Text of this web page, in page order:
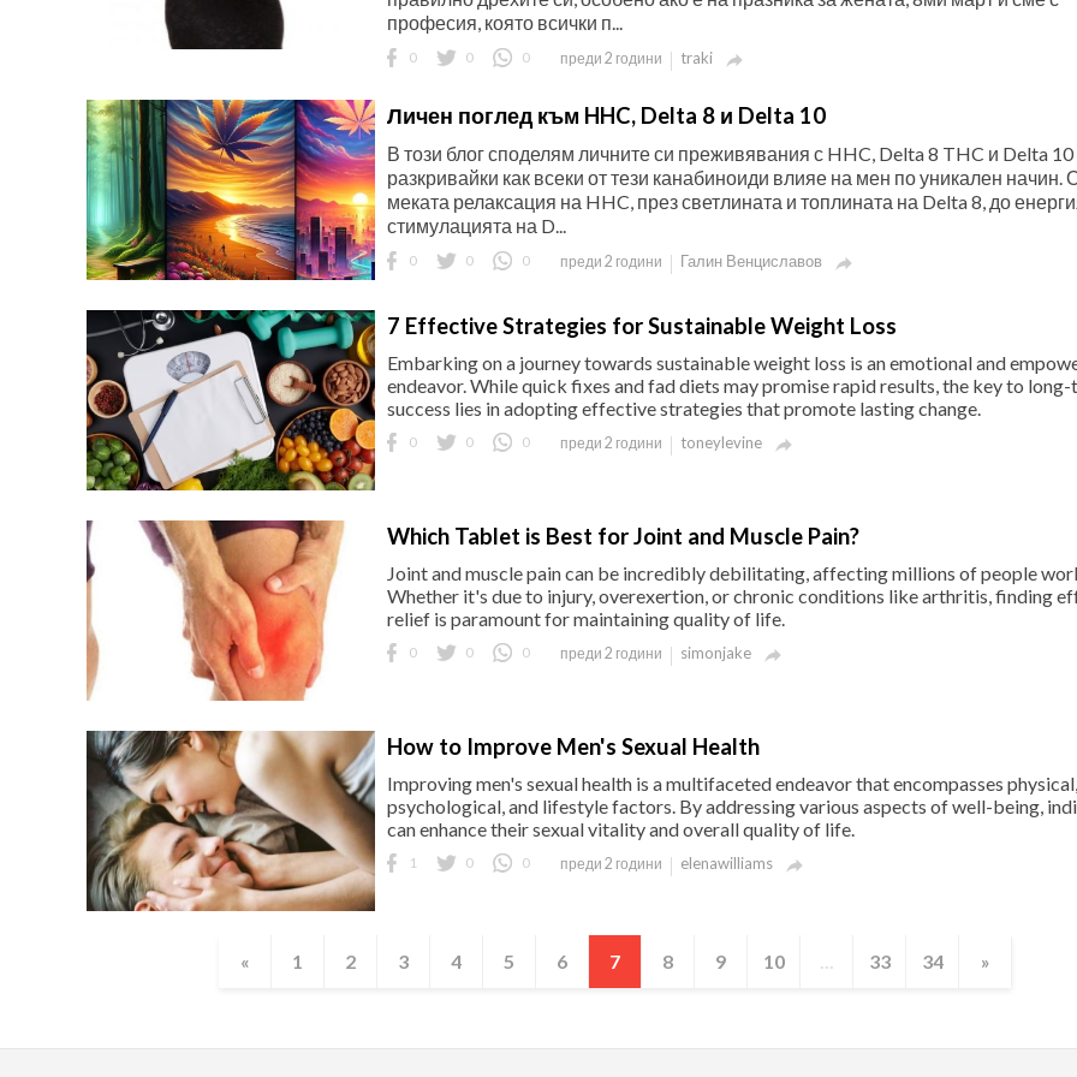
професия, която всички п...
0 0 0 преди 2 години traki 
Личен поглед към HHC, Delta 8 и Delta 10
В този блог споделям личните си преживявания с HHC, Delta 8 THC и Delta
разкривайки как всеки от тези канабиноиди влияе на мен по уникален начин.
меката релаксация на HHC, през светлината и топлината на Delta 8, до
стимулацията на D...
0 0 0 преди 2 години Галин Венциславов 
7 Effective Strategies for Sustainable Weight Loss
Embarking on a journey towards sustainable weight loss is an emotional and
endeavor. While quick fixes and fad diets may promise rapid results, the key to
success lies in adopting effective strategies that promote lasting change.
0 0 0 преди 2 години toneylevine 
Which Tablet is Best for Joint and Muscle Pain?
Joint and muscle pain can be incredibly debilitating, affecting millions of people
Whether it's due to injury, overexertion, or chronic conditions like arthritis, finding
relief is paramount for maintaining quality of life.
0 0 0 преди 2 години simonjake 
How to Improve Men's Sexual Health
Improving men's sexual health is a multifaceted endeavor that encompasses physical,
psychological, and lifestyle factors. By addressing various aspects of well-being,
can enhance their sexual vitality and overall quality of life.
1 0 0 преди 2 години elenawilliams 
« 1 2 3 4 5 6 7 8 9 10 ... 33 34 »